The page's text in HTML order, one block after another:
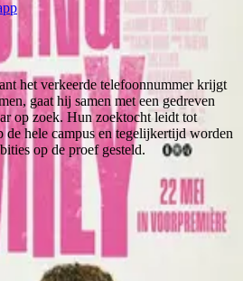
het verkeerde telefoonnummer krijgt
gaat hij samen met een gedreven
op zoek. Hun zoektocht leidt tot
hele campus en tegelijkertijd worden
op de proef gesteld.
of Boydroid B.V.